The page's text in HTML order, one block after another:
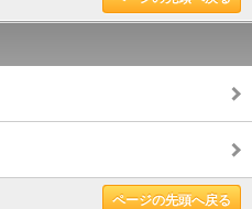
ページの先頭へ戻る